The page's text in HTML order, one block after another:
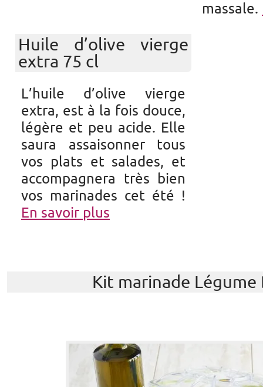
massale.
Huile d’olive vierge
extra 75 cl
L’huile d’olive vierge
extra, est à la fois douce,
légère et peu acide. Elle
saura assaisonner tous
vos plats et salades, et
accompagnera très bien
vos marinades cet été !
En savoir plus
Kit marinade Légume